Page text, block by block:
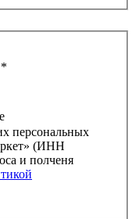
персональных
(ИНН